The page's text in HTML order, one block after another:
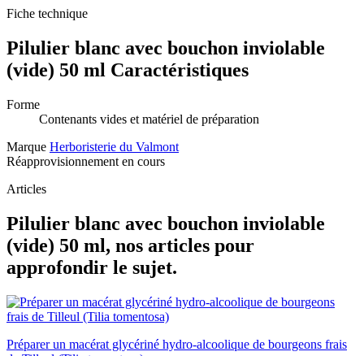
Fiche technique
Pilulier blanc avec bouchon inviolable
(vide) 50 ml Caractéristiques
Forme
Contenants vides et matériel de préparation
Marque Herboristerie du Valmont
Réapprovisionnement en cours
Articles
Pilulier blanc avec bouchon inviolable
(vide) 50 ml, nos articles pour
approfondir le sujet.
Préparer un macérat glycériné hydro-alcoolique de bourgeons frais